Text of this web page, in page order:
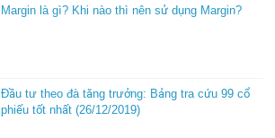
Margin là gì? Khi nào thì nên sử dụng Margin?
Đầu tư theo đà tăng trưởng: Bảng tra cứu 99 cổ
phiếu tốt nhất (26/12/2019)